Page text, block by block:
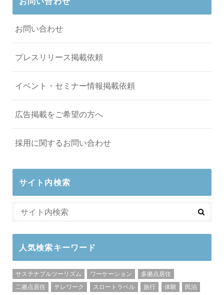
お問い合わせ
プレスリリース掲載依頼
イベント・セミナー情報掲載依頼
広告掲載をご希望の方へ
採用に関するお問い合わせ
サイト内検索
人気検索キーワード
サステナブルツーリズム ワーケーション
多拠点居住
二拠点居住
テレワーク スロートラベル 旅行 体験
民泊